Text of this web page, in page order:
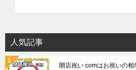
人気記事
開店祝い.comはお祝いの